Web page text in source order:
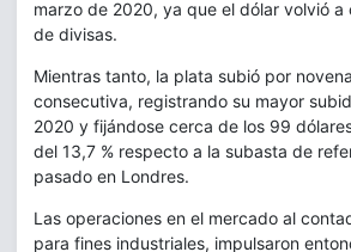
marzo de 2020, ya que el dólar volvió a
de divisas.
Mientras tanto, la plata subió por
consecutiva, registrando su mayor
2020 y fijándose cerca de los 99
del 13,7 % respecto a la subasta de
pasado en Londres.
Las operaciones en el mercado al
para fines industriales, impulsaron